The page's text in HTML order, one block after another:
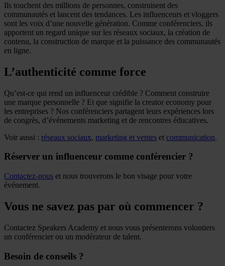
Ils touchent des millions de personnes, construisent des
communautés et lancent des tendances. Les influenceurs et vloggers
sont les voix d’une nouvelle génération. Comme conférenciers, ils
apportent un regard unique sur les réseaux sociaux, la création de
contenu, la construction de marque et la puissance des communautés
en ligne.
L’authenticité comme force
Qu’est-ce qui rend un influenceur crédible ? Comment construire
une marque personnelle ? Et que signifie la creator economy pour
les entreprises ? Nos conférenciers partagent leurs expériences lors
de congrès, d’événements marketing et de rencontres éducatives.
Voir aussi : réseaux sociaux, marketing et ventes et communication.
Réserver un influenceur comme conférencier ?
Contactez-nous et nous trouverons le bon visage pour votre
événement.
Vous ne savez pas par où commencer ?
Contactez Speakers Academy et nous vous présenterons volontiers
un conférencier ou un modérateur de talent.
Besoin de conseils ?